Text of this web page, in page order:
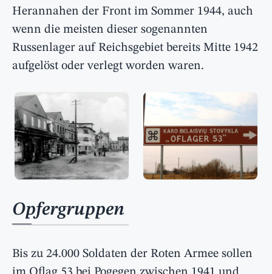
Herannahen der Front im Sommer 1944, auch
wenn die meisten dieser sogenannten
Russenlager auf Reichsgebiet bereits Mitte 1942
aufgelöst oder verlegt worden waren.
Opfergruppen
Bis zu 24.000 Soldaten der Roten Armee sollen